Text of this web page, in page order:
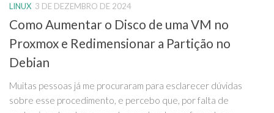
LINUX 3 DE DEZEMBRO DE 2024
Como Aumentar o Disco de uma VM no
Proxmox e Redimensionar a Partição no
Debian
Muitas pessoas já me procuraram para esclarecer dúvidas
sobre esse procedimento, e percebo que, por falta de